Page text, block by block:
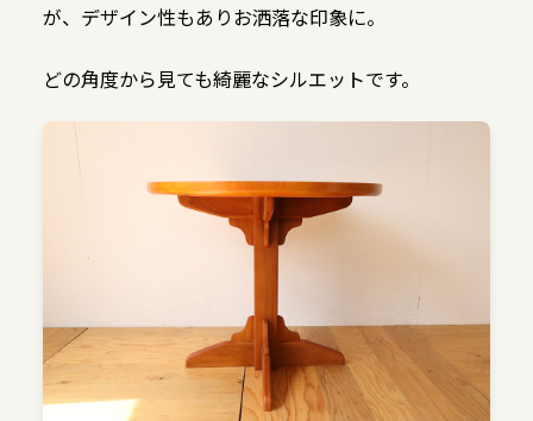
が、デザイン性もありお洒落な印象に。
どの角度から見ても綺麗なシルエットです。